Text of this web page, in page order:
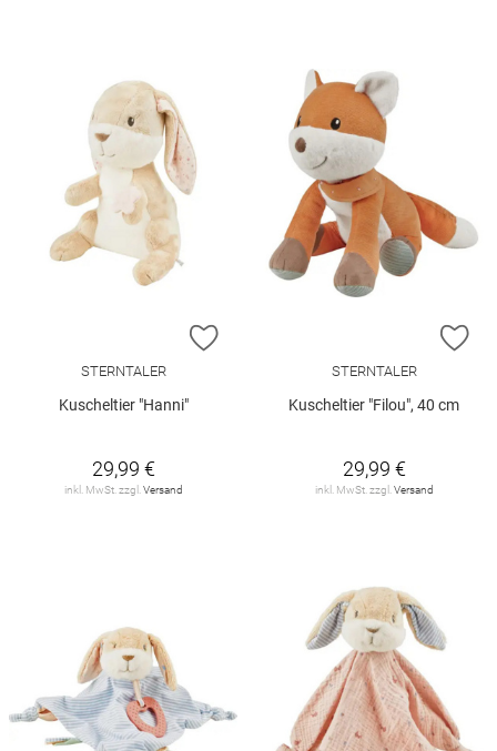
ZUR WUNSCHLISTE HINZUFÜGEN
STERNTALER
Kuscheltier "Hanni"
29,99 €
inkl. MwSt. zzgl.Versand
STERNTALER
Kuscheltier "Filou", 40 cm
29,99 €
inkl. MwSt. zzgl.Versand